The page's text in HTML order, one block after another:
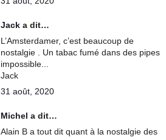
Jack a dit…
L’Amsterdamer, c’est beaucoup de
nostalgie . Un tabac fumé dans des pipes
impossible...
Jack
31 août, 2020
Michel a dit…
Alain B a tout dit quant à la nostalgie des